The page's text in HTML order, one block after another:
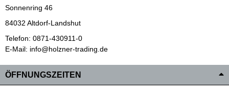
Sonnenring 46
84032 Altdorf-Landshut
Telefon: 0871-430911-0
E-Mail: info@holzner-trading.de
ÖFFNUNGSZEITEN